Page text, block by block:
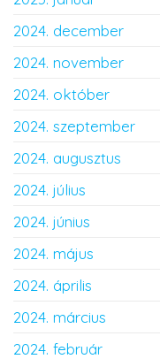
2024. december
2024. november
2024. október
2024. szeptember
2024. augusztus
2024. július
2024. június
2024. május
2024. április
2024. március
2024. február